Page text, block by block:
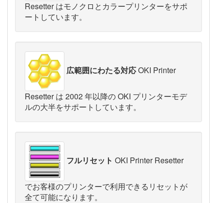
Resetter はモノクロとカラープリンターをサポ
ートしています。
広範囲にわたる対応OKI Printer
Resetter は 2002 年以降の OKI プリンターモデ
ルの大半をサポートしています。
フルリセット OKI Printer Resetter
でお客様のプリンターで利用できるリセットが
全て可能になります。